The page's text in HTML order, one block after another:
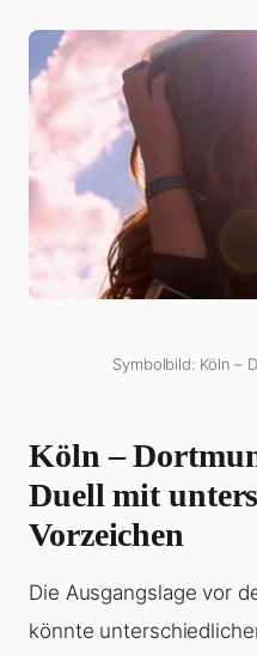
Symbolbild: Köln –
Köln –
Duell mit
Vorzeichen
Die Ausgangslage vor
könnte